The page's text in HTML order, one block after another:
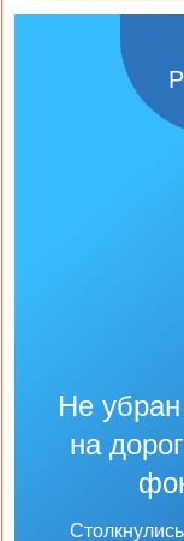
Не
на